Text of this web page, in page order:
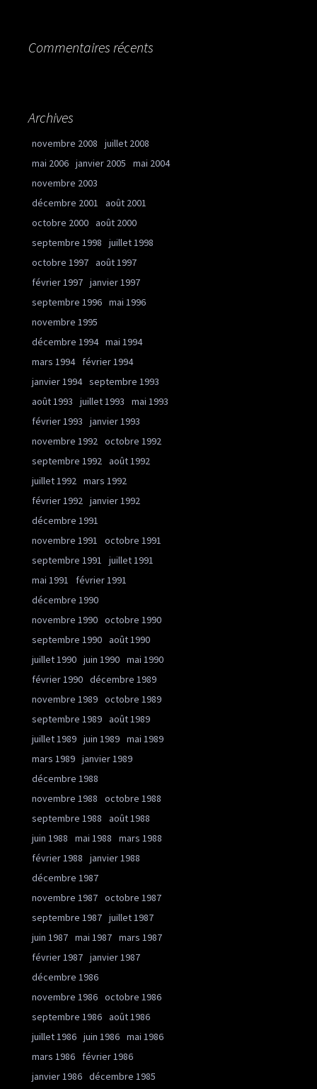
Commentaires récents
Archives
novembre 2008
juillet 2008
mai 2006 janvier 2005
mai 2004
novembre 2003
décembre 2001
août 2001
octobre 2000 août 2000
septembre 1998
juillet 1998
octobre 1997 août 1997
février 1997 janvier 1997
septembre 1996 mai 1996
novembre 1995
décembre 1994 mai 1994
mars 1994
février 1994
janvier 1994 septembre 1993
août 1993
juillet 1993
mai 1993
février 1993
janvier 1993
novembre 1992 octobre 1992
septembre 1992 août 1992
juillet 1992 mars 1992
février 1992 janvier 1992
décembre 1991
novembre 1991
octobre 1991
septembre 1991
juillet 1991
mai 1991
février 1991
décembre 1990
novembre 1990 octobre 1990
septembre 1990 août 1990
juillet 1990 juin 1990 mai 1990
février 1990 décembre 1989
novembre 1989 octobre 1989
septembre 1989 août 1989
juillet 1989 juin 1989 mai 1989
mars 1989 janvier 1989
décembre 1988
novembre 1988
octobre 1988
septembre 1988
août 1988
juin 1988
mai 1988
mars 1988
février 1988
janvier 1988
décembre 1987
novembre 1987 octobre 1987
septembre 1987 juillet 1987
juin 1987 mai 1987 mars 1987
février 1987 janvier 1987
décembre 1986
novembre 1986 octobre 1986
septembre 1986 août 1986
juillet 1986 juin 1986 mai 1986
mars 1986
février 1986
janvier 1986 décembre 1985